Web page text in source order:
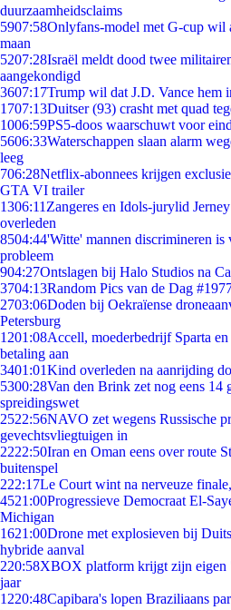
duurzaamheidsclaims
5907:58Onlyfans-model met G-cup wil
maan
5207:28Israël meldt dood twee
aangekondigd
3607:17Trump wil dat J.D. Vance hem
1707:13Duitser (93) crasht met quad
1006:59PS5-doos waarschuwt voor
5606:33Waterschappen slaan alarm
leeg
706:28Netflix-abonnees krijgen
GTA VI trailer
1306:11 Zangeres en Idols-jurylid
overleden
8504:44'Witte' mannen discrimineren is
probleem
904:27Ontslagen bij Halo Studios na
3704:13Random Pics van de Dag
2703:06Doden bij Oekraïense
Petersburg
1201:08Accell, moederbedrijf Sparta
betaling aan
3401:01Kind overleden na aanrijding
5300:28Van den Brink zet nog eens 14
spreidingswet
2522:56NAVO zet wegens Russische
gevechtsvliegtuigen in
2222:50Iran en Oman eens over route
buitenspel
222:17Le Court wint na nerveuze
4521:00Progressieve Democraat El-
Michigan
1621:00Drone met explosieven bij
hybride aanval
220:58XBOX platform krijgt zijn eigen
jaar
1220:48Capibara's lopen Braziliaans